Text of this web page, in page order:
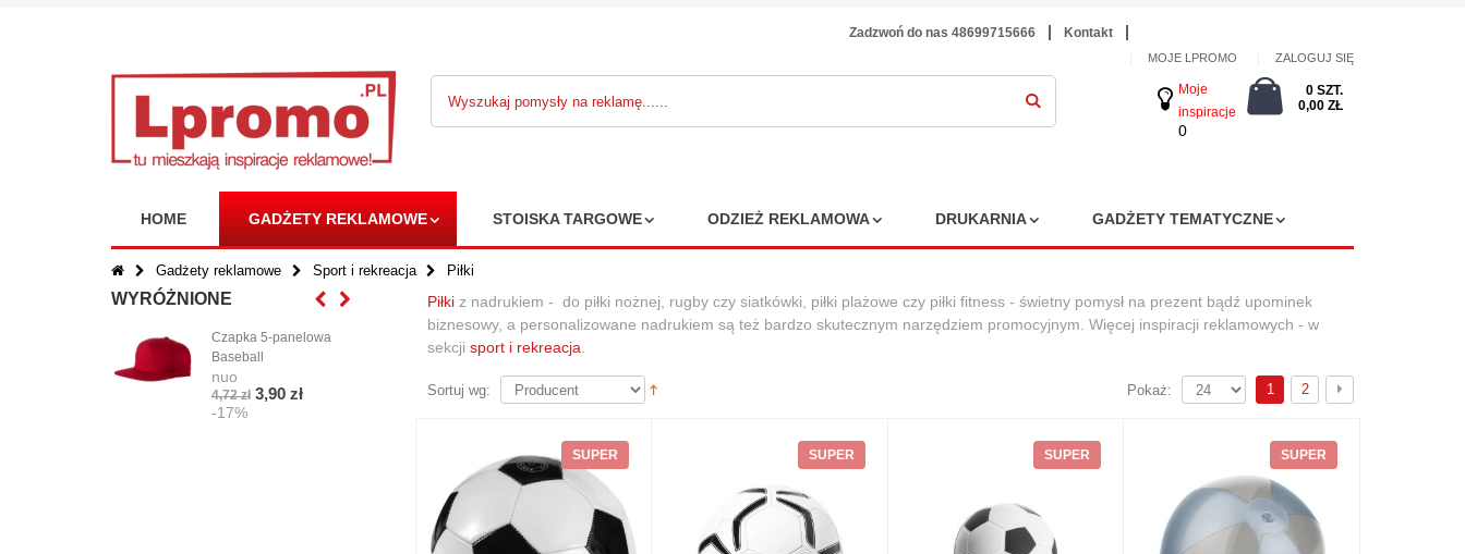
Zadzwoń do nas 48699715666 Kontakt
MOJE LPROMO ZALOGUJ SIĘ
Moje
inspiracje
0
0 SZT.
0,00 ZŁ
HOME GADŻETY REKLAMOWE STOISKA TARGOWE ODZIEŻ REKLAMOWA DRUKARNIA GADŻETY TEMATYCZNE
Gadżety reklamowe Sport i rekreacja Piłki
Piłkiz nadrukiem - do piłki nożnej, rugby czy siatkówki, piłki plażowe czy piłki fitness - świetny pomysł na prezent bądź upominek
biznesowy, a personalizowane nadrukiem są też bardzo skutecznym narzędziem promocyjnym. Więcej inspiracji reklamowych - w
sekcji sport i rekreacja
Sortuj wg: 1 2
Pokaż:
SUPER SUPER SUPER SUPER
WYRÓŻNIONE
Czapka 5-panelowa
Baseball
nuo
4,72 zł 3,90 zł
-17%
Gadżety reklamowe:
KEY RING WITH
TAPE MEASURE
nuo